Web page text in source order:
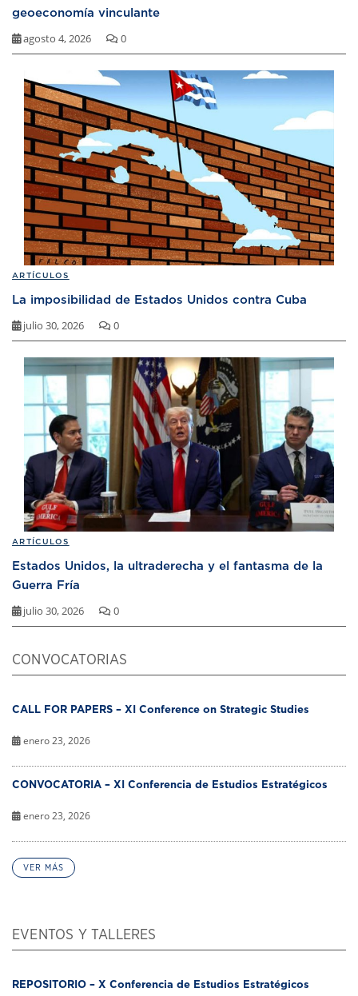
geoeconomía vinculante
agosto 4, 2026 0
ARTÍCULOS
La imposibilidad de Estados Unidos contra Cuba
julio 30, 2026 0
ARTÍCULOS
Estados Unidos, la ultraderecha y el fantasma de la
Guerra Fría
julio 30, 2026 0
CONVOCATORIAS
CALL FOR PAPERS – XI Conference on Strategic Studies
enero 23, 2026
CONVOCATORIA – XI Conferencia de Estudios Estratégicos
enero 23, 2026
VER MÁS
EVENTOS Y TALLERES
REPOSITORIO – X Conferencia de Estudios Estratégicos